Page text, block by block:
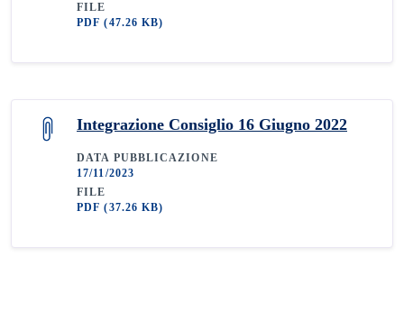
FILE
PDF(47.26 KB)
Integrazione Consiglio 16 Giugno 2022
DATA PUBBLICAZIONE
17/11/2023
FILE
PDF(37.26 KB)